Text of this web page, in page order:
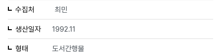
수집처 최민
생산일자 1992.11
형태 도서간행물